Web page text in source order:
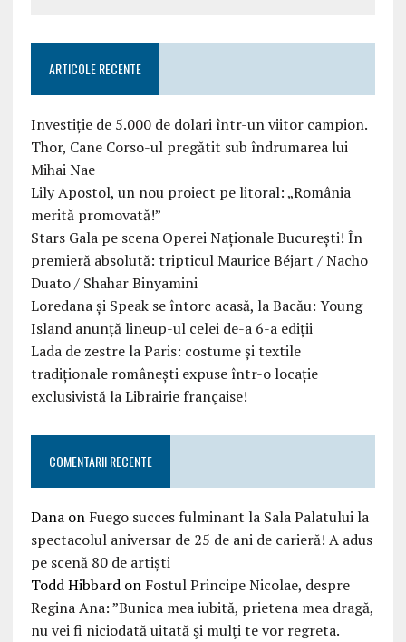
ARTICOLE RECENTE
Investiție de 5.000 de dolari într-un viitor campion.
Thor, Cane Corso-ul pregătit sub îndrumarea lui
Mihai Nae
Lily Apostol, un nou proiect pe litoral: „România
merită promovată!”
Stars Gala pe scena Operei Naționale București! În
premieră absolută: tripticul Maurice Béjart / Nacho
Duato / Shahar Binyamini
Loredana și Speak se întorc acasă, la Bacău: Young
Island anunță lineup-ul celei de-a 6-a ediții
Lada de zestre la Paris: costume și textile
tradiționale românești expuse într-o locație
exclusivistă la Librairie française!
COMENTARII RECENTE
Danaon Fuego succes fulminant la Sala Palatului la
spectacolul aniversar de 25 de ani de carieră! A adus
pe scenă 80 de artiști
Todd Hibbardon Fostul Principe Nicolae, despre
Regina Ana: ”Bunica mea iubită, prietena mea dragă,
nu vei fi niciodată uitată şi mulţi te vor regreta.